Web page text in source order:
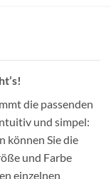
die passenden
und simpel:
können Sie die
und Farbe
einzelnen